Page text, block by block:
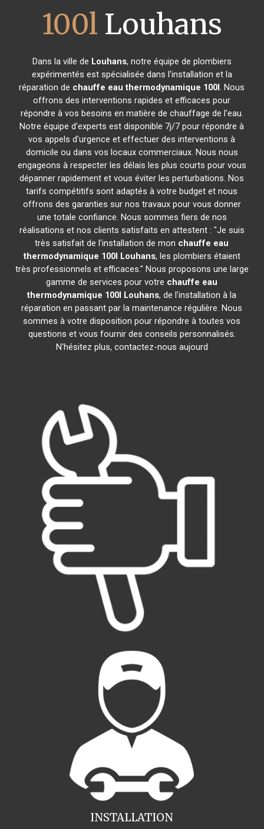
100l Louhans
Dans la ville de Louhans, notre équipe de plombiers
expérimentés est spécialisée dans l'installation et la
réparation de chauffe eau thermodynamique 100l. Nous
offrons des interventions rapides et efficaces pour
répondre à vos besoins en matière de chauffage de l'eau.
Notre équipe d'experts est disponible 7j/7 pour répondre à
vos appels d'urgence et effectuer des interventions à
domicile ou dans vos locaux commerciaux. Nous nous
engageons à respecter les délais les plus courts pour vous
dépanner rapidement et vous éviter les perturbations. Nos
tarifs compétitifs sont adaptés à votre budget et nous
offrons des garanties sur nos travaux pour vous donner
une totale confiance. Nous sommes fiers de nos
réalisations et nos clients satisfaits en attestent : "Je suis
très satisfait de l'installation de mon chauffe eau
thermodynamique 100l Louhans, les plombiers étaient
très professionnels et efficaces." Nous proposons une large
gamme de services pour votre chauffe eau
thermodynamique 100l Louhans, de l'installation à la
réparation en passant par la maintenance régulière. Nous
sommes à votre disposition pour répondre à toutes vos
questions et vous fournir des conseils personnalisés.
N'hésitez plus, contactez-nous aujourd
INSTALLATION